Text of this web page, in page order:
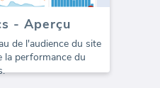
- Aperçu
de l'audience du site
la performance du